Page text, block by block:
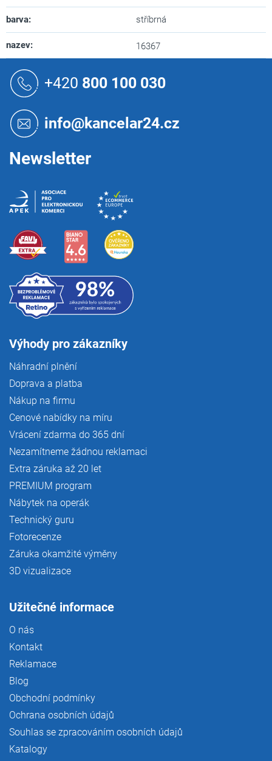
barva: stříbrná
nazev: 16367
+420 800 100 030
info@kancelar24.cz
Newsletter
Výhody pro zákazníky
Náhradní plnění
Doprava a platba
Nákup na firmu
Cenové nabídky na míru
Vrácení zdarma do 365 dní
Nezamítneme žádnou reklamaci
Extra záruka až 20 let
PREMIUM program
Nábytek na operák
Technický guru
Fotorecenze
Záruka okamžité výměny
3D vizualizace
Užitečné informace
O nás
Kontakt
Reklamace
Blog
Obchodní podmínky
Ochrana osobních údajů
Souhlas se zpracováním osobních údajů
Katalogy